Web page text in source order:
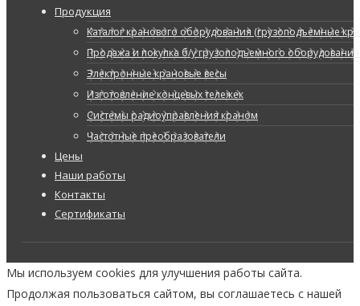
Продукция
Каталог кранового оборудования (грузоподъемные
Продажа и покупка б/у грузоподъемного оборудования
Электронные крановые весы
Изготовление концевых тележек
Системы радиоуправления краном
Частотные преобразователи
Цены
Наши работы
Контакты
Сертификаты
Мы используем cookies для улучшения работы сайта.
Продолжая пользоваться сайтом, вы соглашаетесь с нашей